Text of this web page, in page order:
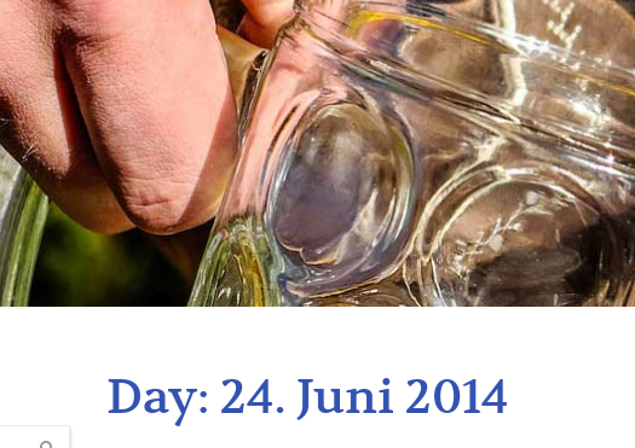
Day: 24. Juni 2014